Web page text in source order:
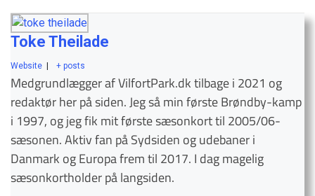
Toke Theilade
Website + posts
Medgrundlægger af VilfortPark.dk tilbage i 2021 og
redaktør her på siden. Jeg så min første Brøndby-kamp
i 1997, og jeg fik mit første sæsonkort til 2005/06-
sæsonen. Aktiv fan på Sydsiden og udebaner i
Danmark og Europa frem til 2017. I dag magelig
sæsonkortholder på langsiden.